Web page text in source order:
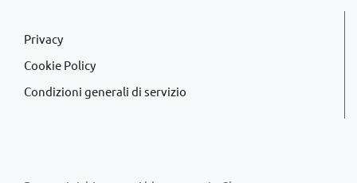
Privacy
Cookie Policy
Condizioni generali di servizio